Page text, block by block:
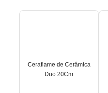
Ceraflame de Cerâmica
Duo 20Cm